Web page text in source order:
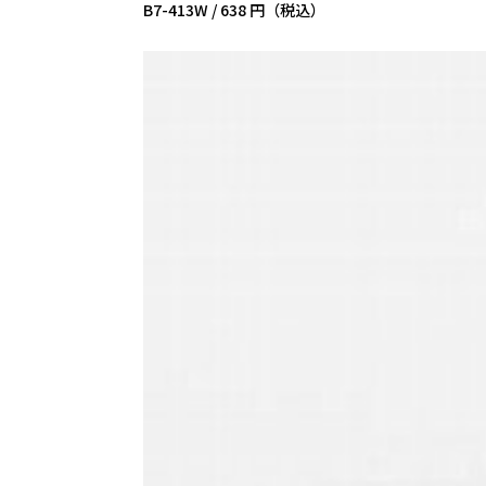
B7-413W / 638 円（税込）